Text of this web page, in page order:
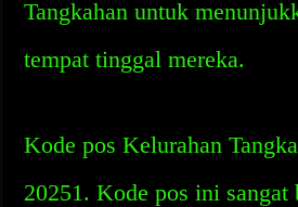
Tangkahan untuk
tempat tinggal mereka.
Kode pos Kelurahan
20251. Kode pos ini sangat